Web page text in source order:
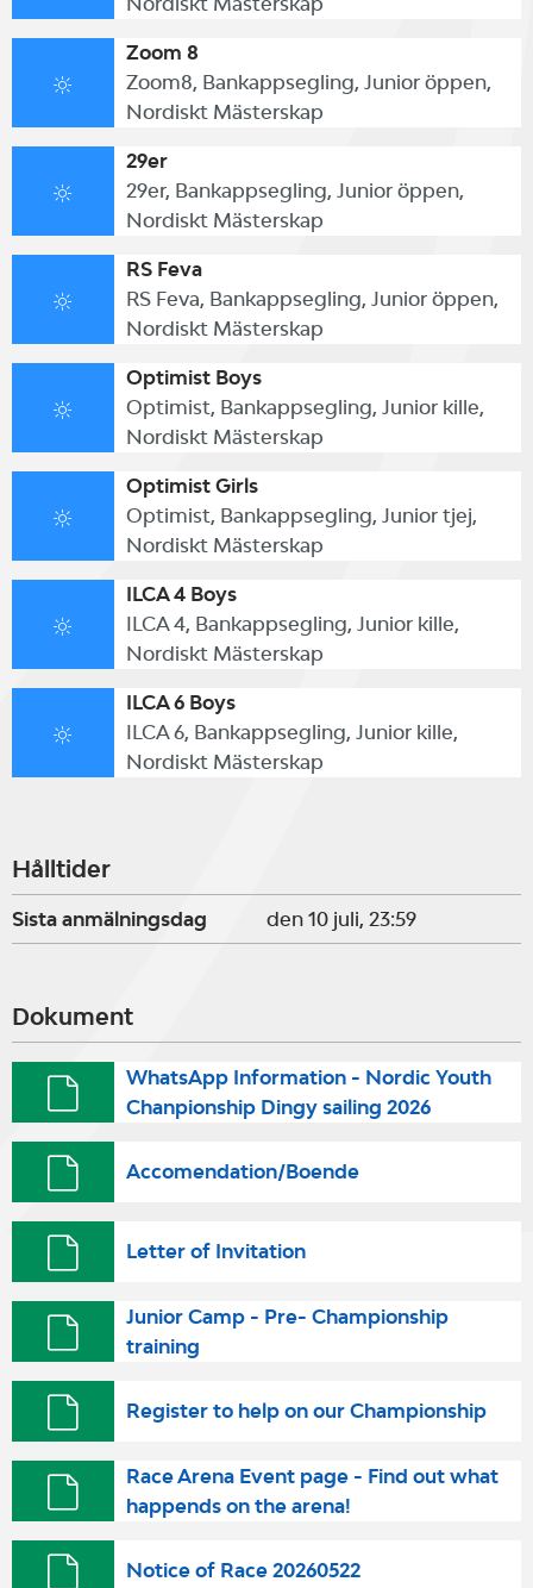
Zoom 8
Zoom8, Bankappsegling, Junior öppen,
Nordiskt Mästerskap
29er
29er, Bankappsegling, Junior öppen,
Nordiskt Mästerskap
RS Feva
RS Feva, Bankappsegling, Junior öppen,
Nordiskt Mästerskap
Optimist Boys
Optimist, Bankappsegling, Junior kille,
Nordiskt Mästerskap
Optimist Girls
Optimist, Bankappsegling, Junior tjej,
Nordiskt Mästerskap
ILCA 4 Boys
ILCA 4, Bankappsegling, Junior kille,
Nordiskt Mästerskap
ILCA 6 Boys
ILCA 6, Bankappsegling, Junior kille,
Nordiskt Mästerskap
Hålltider
Sista anmälningsdag den 10 juli, 23:59
Dokument
WhatsApp Information - Nordic Youth
Chanpionship Dingy sailing 2026
Accomendation/Boende
Letter of Invitation
Junior Camp - Pre- Championship
training
Register to help on our Championship
Race Arena Event page - Find out what
happends on the arena!
Notice of Race 20260522